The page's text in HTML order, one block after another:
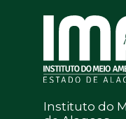
Instituto do